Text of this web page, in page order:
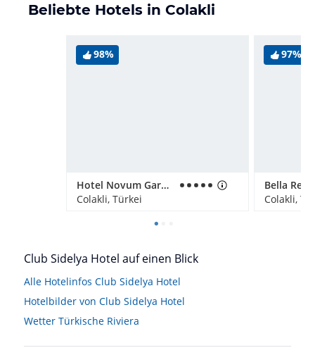
Beliebte Hotels in Colakli
98%
Hotel Novum Garden Side
Colakli, Türkei
97%
Bella
Colakli,
Club Sidelya Hotel auf einen Blick
Alle Hotelinfos Club Sidelya Hotel
Hotelbilder von Club Sidelya Hotel
Wetter Türkische Riviera